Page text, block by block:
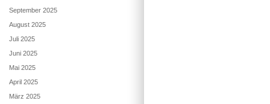
September 2025
August 2025
Juli 2025
Juni 2025
Mai 2025
April 2025
März 2025